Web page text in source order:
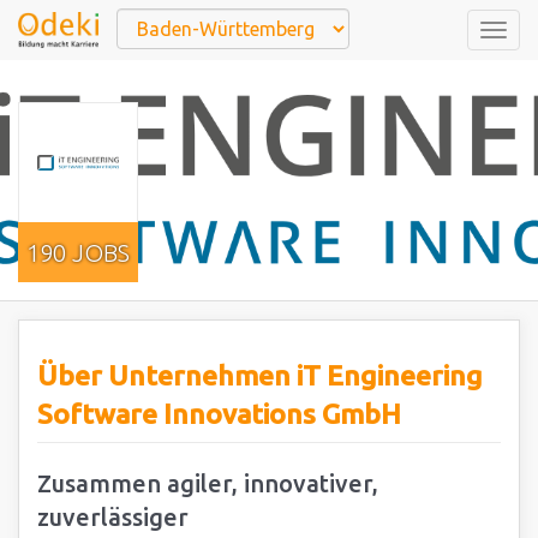
190 JOBS
Über Unternehmen iT Engineering
Software Innovations GmbH
Zusammen agiler, innovativer,
zuverlässiger